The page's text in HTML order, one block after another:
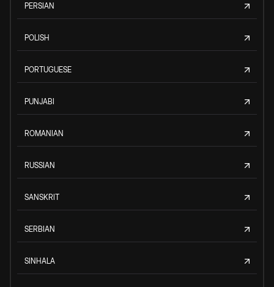
PERSIAN
POLISH
PORTUGUESE
PUNJABI
ROMANIAN
RUSSIAN
SANSKRIT
SERBIAN
SINHALA